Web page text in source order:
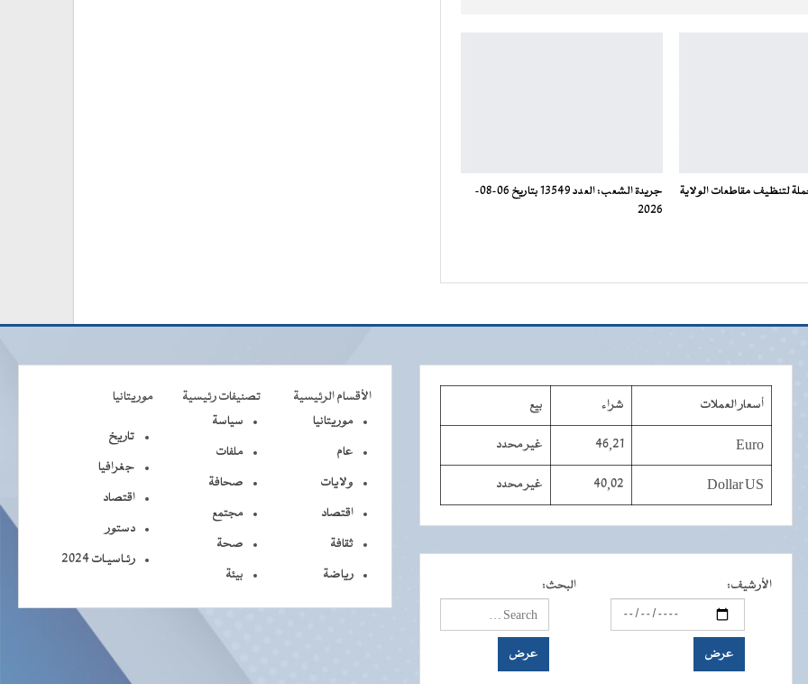
لتنظيف مقاطعات الولاية
جريدة الشعب: العدد 13549 بتاريخ 06-08-
2026
أسعار العملات شراء بيع
Euro
46,21 غير محدد
Dollar US
40,02 غير محدد
الأرشيف: البحث:
الأقسام الرئيسية تصنيفات رئيسية
موريتانيا
موريتانيا
عام
ولايات
اقتصاد
ثقافة
رياضة
سياسة
ملفات
صحافة
مجتمع
صحة
بيئة
تاريخ
جغرافيا
اقتصاد
دستور
رئـاسيـات 2024